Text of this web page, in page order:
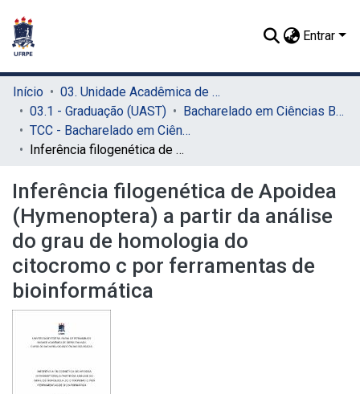
Entrar
Início
03. Unidade Acadêmica de Serra Talhada (UAST)
03.1 - Graduação (UAST)
Bacharelado em Ciências Biológicas (UAST)
TCC - Bacharelado em Ciências Biológicas (UAST)
Inferência filogenética de Apoidea (Hymenoptera) a partir da análise do grau de homologia do citocromo c por ferramentas de bioinformática
Inferência filogenética de Apoidea
(Hymenoptera) a partir da análise
do grau de homologia do
citocromo c por ferramentas de
bioinformática